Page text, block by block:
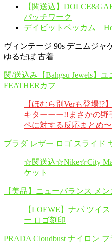
【関送込】
パッチワーク
デイビットベッカム
ヴィンテージ 90s デニムジャ
ゆるだぼ 古着
関/送込み【Bahgsu Jewels】
FEATHERカフ
【ほむら別Verも登場!?
キターーー!!まさかの野
ペに対する反応まとめ
プラダ レザー ロゴ スライド
☆関送込☆Nike☆City
ケット
【美品】ニューバランス メ
【LOEWE】ナパ ツイ
ー ロゴ刻印
PRADA Cloudbust ナイロン